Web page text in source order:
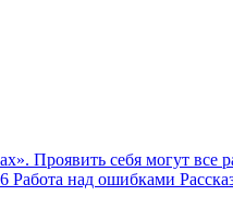
Проявить себя могут
Работа над ошибками